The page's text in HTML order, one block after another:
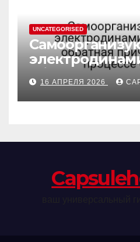
UNCATEGORISED
обратная
процессе
16 АПРЕЛЯ 2026